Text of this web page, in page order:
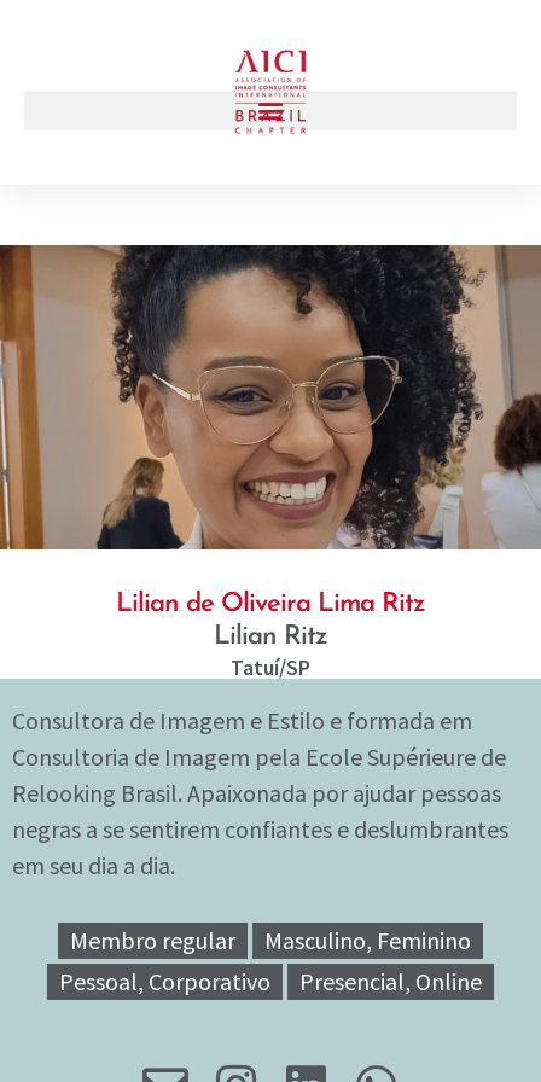
Lilian de Oliveira Lima Ritz
Lilian Ritz
Tatuí/SP
Consultora de Imagem e Estilo e formada em
Consultoria de Imagem pela Ecole Supérieure de
Relooking Brasil. Apaixonada por ajudar pessoas
negras a se sentirem confiantes e deslumbrantes
em seu dia a dia.
Membro regular
Masculino, Feminino
Pessoal, Corporativo
Presencial, Online